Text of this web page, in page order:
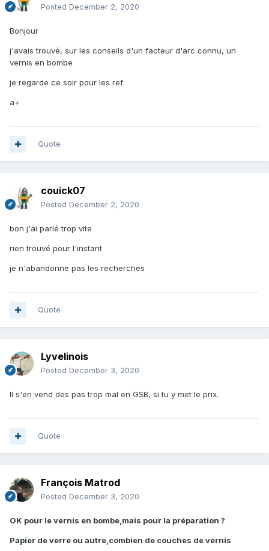
Posted December 2, 2020
Bonjour
j'avais trouvé, sur les conseils d'un facteur d'arc connu, un
vernis en bombe
je regarde ce soir pour les ref
a+
Quote
couick07
Posted December 2, 2020
bon j'ai parlé trop vite
rien trouvé pour l'instant
je n'abandonne pas les recherches
Quote
Lyvelinois
Posted December 3, 2020
Il s'en vend des pas trop mal en GSB, si tu y met le prix.
Quote
François Matrod
Posted December 3, 2020
OK pour le vernis en bombe,mais pour la préparation ?
Papier de verre ou autre,combien de couches de vernis